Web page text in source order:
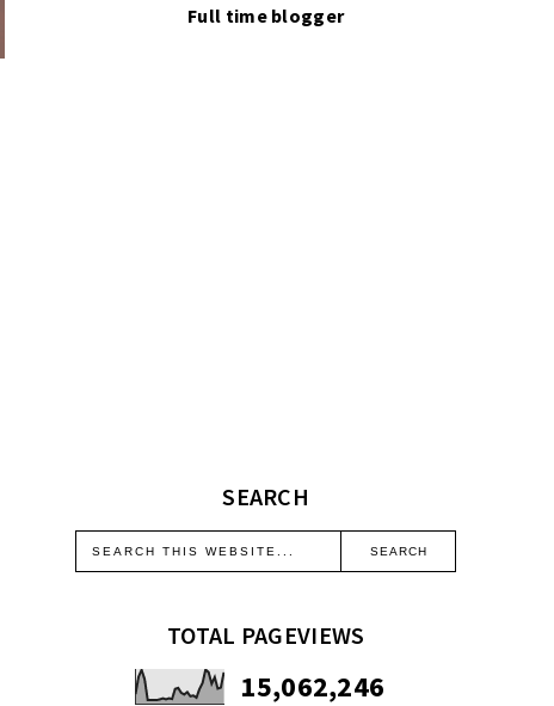
Full time blogger
SEARCH
TOTAL PAGEVIEWS
15,062,246